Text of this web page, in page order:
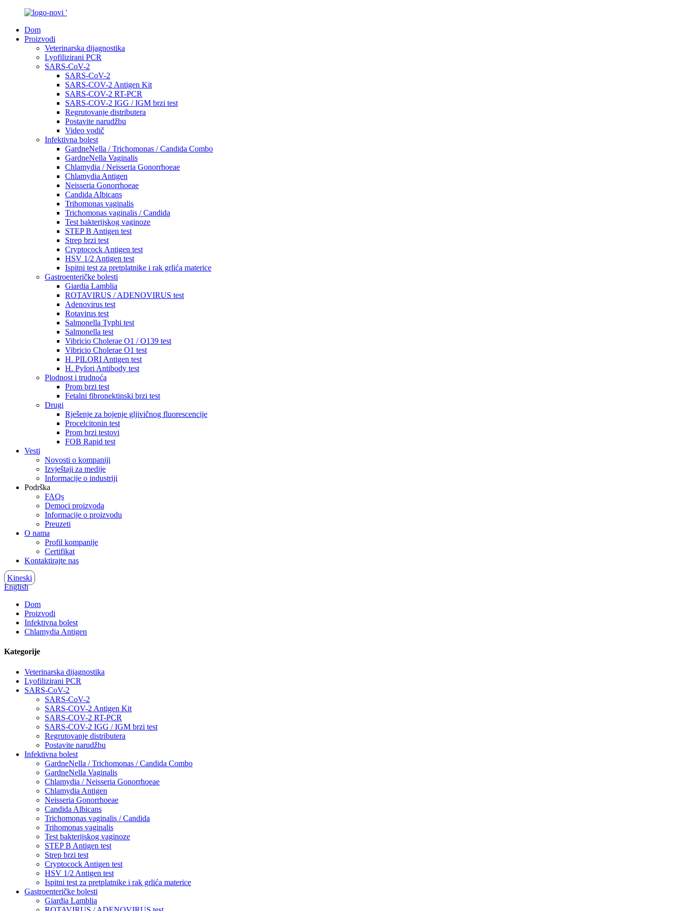
Dom
Proizvodi
Veterinarska dijagnostika
Lyofilizirani PCR
SARS-CoV-2
SARS-CoV-2
SARS-COV-2 Antigen Kit
SARS-COV-2 RT-PCR
SARS-COV-2 IGG / IGM brzi test
Regrutovanje distributera
Postavite narudžbu
Video vodič
Infektivna bolest
GardneNella / Trichomonas / Candida Combo
GardneNella Vaginalis
Chlamydia / Neisseria Gonorrhoeae
Chlamydia Antigen
Neisseria Gonorrhoeae
Candida Albicans
Trihomonas vaginalis
Trichomonas vaginalis / Candida
Test bakterijskog vaginoze
STEP B Antigen test
Strep brzi test
Cryptocock Antigen test
HSV 1/2 Antigen test
Ispitni test za pretplatnike i rak grlića materice
Gastroenteričke bolesti
Giardia Lamblia
ROTAVIRUS / ADENOVIRUS test
Adenovirus test
Rotavirus test
Salmonella Typhi test
Salmonella test
Vibricio Cholerae O1 / O139 test
Vibricio Cholerae O1 test
H. PILORI Antigen test
H. Pylori Antibody test
Plodnost i trudnoća
Prom brzi test
Fetalni fibronektinski brzi test
Drugi
Rješenje za bojenje gljivičnog fluorescencije
Procelcitonin test
Prom brzi testovi
FOB Rapid test
Vesti
Novosti o kompaniji
Izvještaji za medije
Informacije o industriji
Podrška
FAQs
Democi proizvoda
Informacije o proizvodu
Preuzeti
O nama
Profil kompanije
Certifikat
Kontaktirajte nas
Kineski
English
Dom
Proizvodi
Infektivna bolest
Chlamydia Antigen
Kategorije
Veterinarska dijagnostika
Lyofilizirani PCR
SARS-CoV-2
SARS-CoV-2
SARS-COV-2 Antigen Kit
SARS-COV-2 RT-PCR
SARS-COV-2 IGG / IGM brzi test
Regrutovanje distributera
Postavite narudžbu
Infektivna bolest
GardneNella / Trichomonas / Candida Combo
GardneNella Vaginalis
Chlamydia / Neisseria Gonorrhoeae
Chlamydia Antigen
Neisseria Gonorrhoeae
Candida Albicans
Trichomonas vaginalis / Candida
Trihomonas vaginalis
Test bakterijskog vaginoze
STEP B Antigen test
Strep brzi test
Cryptocock Antigen test
HSV 1/2 Antigen test
Ispitni test za pretplatnike i rak grlića materice
Gastroenteričke bolesti
Giardia Lamblia